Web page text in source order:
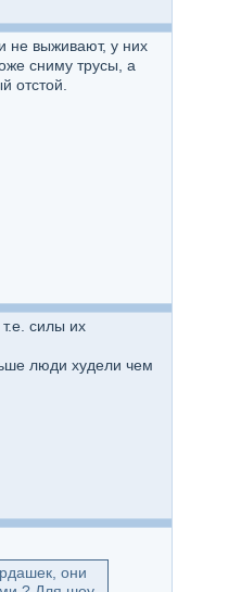
не выживают, у них
сниму трусы, а
отстой.
силы их
люди худели чем
они